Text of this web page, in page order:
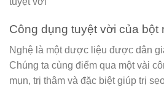
Công dụng tuyệt vời của bột
Nghệ là một dược liệu được dân
Chúng ta cùng điểm qua một vài
mụn, trị thâm và đặc biệt giúp trị